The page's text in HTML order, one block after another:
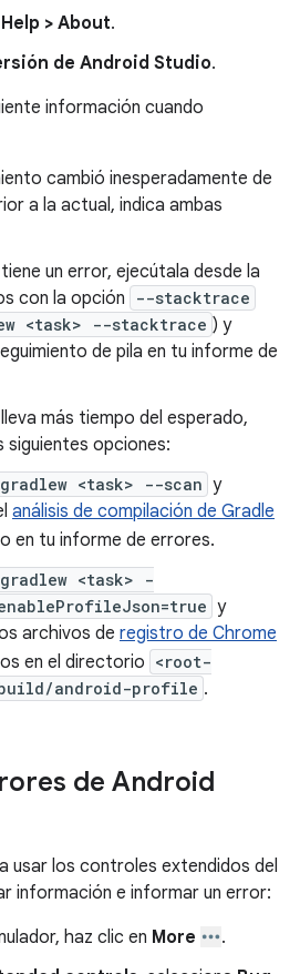
Help > About.
de Android Studio.
información cuando
cambió inesperadamente de
a la actual, indica ambas
un error, ejecútala desde la
con la opción
--stacktrace
<task> --stacktrace ) y
de pila en tu informe de
más tiempo del esperado,
siguientes opciones:
<task> --scan y
análisis de compilación de Gradle
en tu informe de errores.
<task> -
y
archivos de registro de Chrome
en el directorio <root-
android-profile .
de Android
usar los controles extendidos del
información e informar un error:
haz clic en More
.